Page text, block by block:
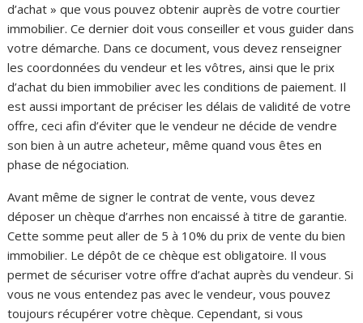
d’achat » que vous pouvez obtenir auprès de votre courtier
immobilier. Ce dernier doit vous conseiller et vous guider dans
votre démarche. Dans ce document, vous devez renseigner
les coordonnées du vendeur et les vôtres, ainsi que le prix
d’achat du bien immobilier avec les conditions de paiement. Il
est aussi important de préciser les délais de validité de votre
offre, ceci afin d’éviter que le vendeur ne décide de vendre
son bien à un autre acheteur, même quand vous êtes en
phase de négociation.
Avant même de signer le contrat de vente, vous devez
déposer un chèque d’arrhes non encaissé à titre de garantie.
Cette somme peut aller de 5 à 10% du prix de vente du bien
immobilier. Le dépôt de ce chèque est obligatoire. Il vous
permet de sécuriser votre offre d’achat auprès du vendeur. Si
vous ne vous entendez pas avec le vendeur, vous pouvez
toujours récupérer votre chèque. Cependant, si vous